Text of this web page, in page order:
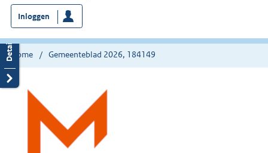
bent
nu
hier:
Inloggen
Home Gemeenteblad 2026, 184149